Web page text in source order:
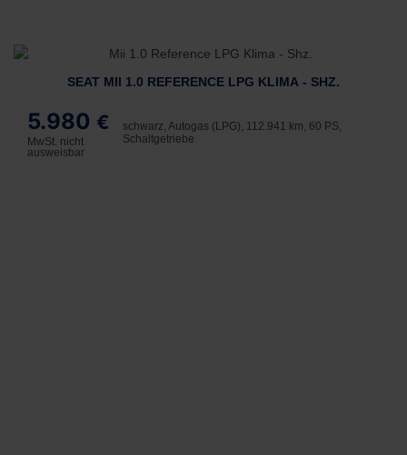
SEAT MII 1.0 REFERENCE LPG KLIMA - SHZ.
5.980 €
MwSt. nicht
ausweisbar
schwarz, Autogas (LPG), 112.941 km, 60 PS,
Schaltgetriebe